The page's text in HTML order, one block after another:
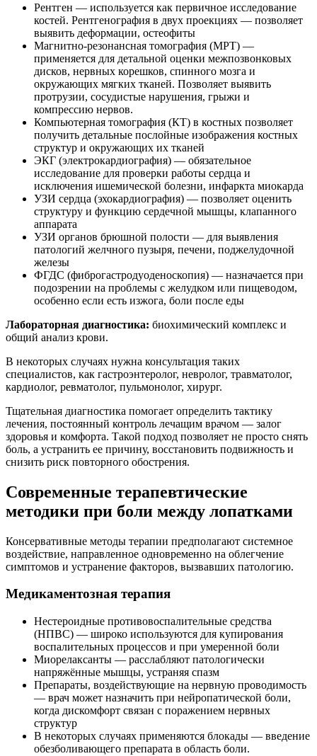
Рентген — используется как первичное исследование
костей. Рентгенография в двух проекциях — позволяет
выявить деформации, остеофиты
Магнитно-резонансная томография (МРТ) —
применяется для детальной оценки межпозвонковых
дисков, нервных корешков, спинного мозга и
окружающих мягких тканей. Позволяет выявить
протрузии, сосудистые нарушения, грыжи и
компрессию нервов.
Компьютерная томография (КТ) в костных позволяет
получить детальные послойные изображения костных
структур и окружающих их тканей
ЭКГ (электрокардиография) — обязательное
исследование для проверки работы сердца и
исключения ишемической болезни, инфаркта миокарда
УЗИ сердца (эхокардиография) — позволяет оценить
структуру и функцию сердечной мышцы, клапанного
аппарата
УЗИ органов брюшной полости — для выявления
патологий желчного пузыря, печени, поджелудочной
железы
ФГДС (фиброгастродуоденоскопия) — назначается при
подозрении на проблемы с желудком или пищеводом,
особенно если есть изжога, боли после еды
Лабораторная диагностика: биохимический комплекс и
общий анализ крови.
В некоторых случаях нужна консультация таких
специалистов, как гастроэнтеролог, невролог, травматолог,
кардиолог, ревматолог, пульмонолог, хирург.
Тщательная диагностика помогает определить тактику
лечения, постоянный контроль лечащим врачом — залог
здоровья и комфорта. Такой подход позволяет не просто снять
боль, а устранить ее причину, восстановить подвижность и
снизить риск повторного обострения.
Современные терапевтические
методики при боли между лопатками
Консервативные методы терапии предполагают системное
воздействие, направленное одновременно на облегчение
симптомов и устранение факторов, вызвавших патологию.
Медикаментозная терапия
Нестероидные противовоспалительные средства
(НПВС) — широко используются для купирования
воспалительных процессов и при умеренной боли
Миорелаксанты — расслабляют патологически
напряжённые мышцы, устраняя спазм
Препараты, воздействующие на нервную проводимость
— врач может назначить при нейропатической боли,
когда дискомфорт связан с поражением нервных
структур
В некоторых случаях применяются блокады — введение
обезболивающего препарата в область боли.